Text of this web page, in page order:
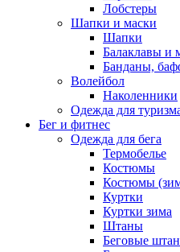
Лобстеры
Шапки и маски
Шапки
Балаклавы и
Банданы,
Волейбол
Наколенники
Одежда для
Бег и фитнес
Одежда для бега
Термобелье
Костюмы
Костюмы
Куртки
Куртки зима
Штаны
Беговые